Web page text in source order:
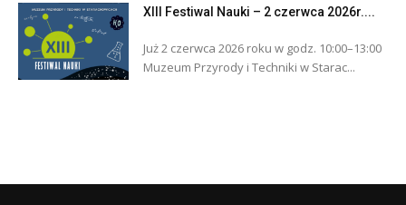
XIII Festiwal Nauki – 2 czerwca 2026r....
Już 2 czerwca 2026 roku w godz. 10:00–13:00
Muzeum Przyrody i Techniki w Starac...